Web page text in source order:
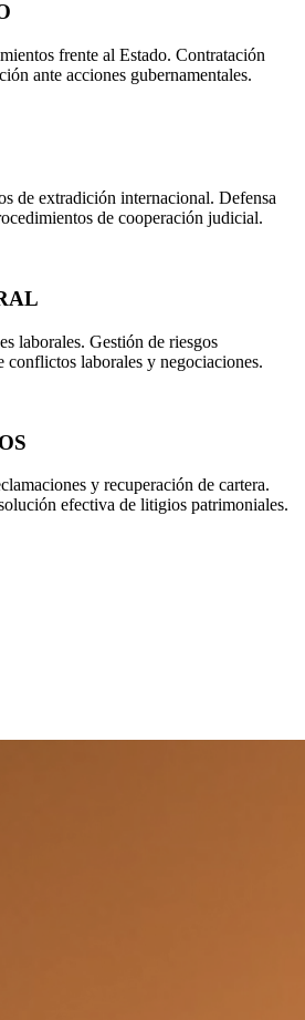
frente al Estado. Contratación
ante acciones gubernamentales.
de extradición internacional. Defensa
de cooperación judicial.
laborales. Gestión de riesgos
conflictos laborales y negociaciones.
y recuperación de cartera.
efectiva de litigios patrimoniales.